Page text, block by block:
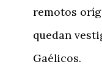
remotos
quedan
Gaélicos.